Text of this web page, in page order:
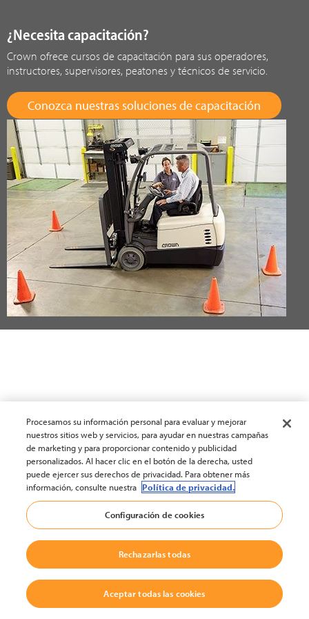
¿Necesita capacitación?
Crown ofrece cursos de capacitación para sus operadores,
instructores, supervisores, peatones y técnicos de servicio.
Conozca nuestras soluciones de capacitación
Procesamos su información personal para evaluar y mejorar
nuestros sitios web y servicios, para ayudar en nuestras campañas
de marketing y para proporcionar contenido y publicidad
personalizados. Al hacer clic en el botón de la derecha, usted
puede ejercer sus derechos de privacidad. Para obtener más
información, consulte nuestra Política de privacidad.
Configuración de cookies
Rechazarlas todas
Aceptar todas las cookies